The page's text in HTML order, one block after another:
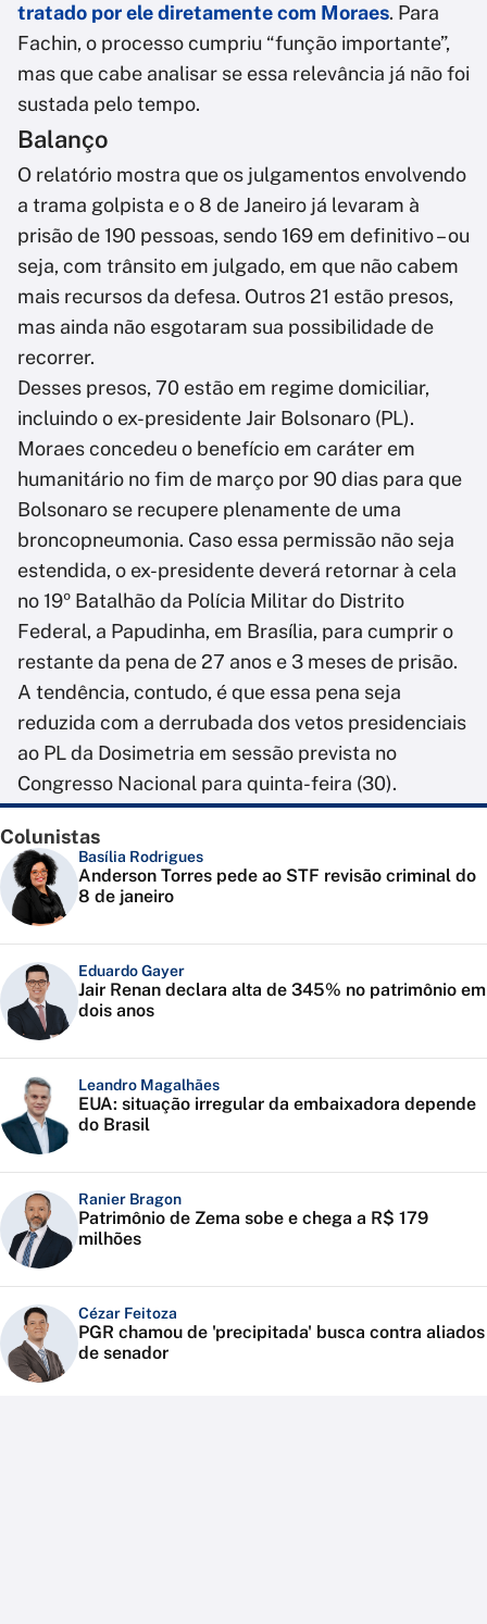
tratado por ele diretamente com Moraes. Para
Fachin, o processo cumpriu “função importante”,
mas que cabe analisar se essa relevância já não foi
sustada pelo tempo.
Balanço
O relatório mostra que os julgamentos envolvendo
a trama golpista e o 8 de Janeiro já levaram à
prisão de 190 pessoas, sendo 169 em definitivo – ou
seja, com trânsito em julgado, em que não cabem
mais recursos da defesa. Outros 21 estão presos,
mas ainda não esgotaram sua possibilidade de
recorrer.
Desses presos, 70 estão em regime domiciliar,
incluindo o ex-presidente Jair Bolsonaro (PL).
Moraes concedeu o benefício em caráter em
humanitário no fim de março por 90 dias para que
Bolsonaro se recupere plenamente de uma
broncopneumonia. Caso essa permissão não seja
estendida, o ex-presidente deverá retornar à cela
no 19º Batalhão da Polícia Militar do Distrito
Federal, a Papudinha, em Brasília, para cumprir o
restante da pena de 27 anos e 3 meses de prisão.
A tendência, contudo, é que essa pena seja
reduzida com a derrubada dos vetos presidenciais
ao PL da Dosimetria em sessão prevista no
Congresso Nacional para quinta-feira (30).
Colunistas
Basília Rodrigues
Anderson Torres pede ao STF revisão criminal do
8 de janeiro
Eduardo Gayer
Jair Renan declara alta de 345% no patrimônio em
dois anos
Leandro Magalhães
EUA: situação irregular da embaixadora depende
do Brasil
Ranier Bragon
Patrimônio de Zema sobe e chega a R$ 179
milhões
Cézar Feitoza
PGR chamou de 'precipitada' busca contra aliados
de senador